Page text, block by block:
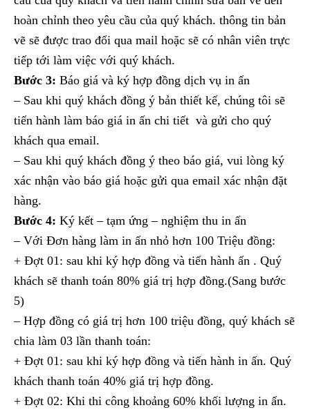
hoàn chỉnh theo yêu cầu của quý khách. thông tin bản
vẽ sẽ được trao đổi qua mail hoặc sẽ có nhân viên trực
tiếp tới làm việc với quý khách.
Bước 3: Báo giá và ký hợp đồng dịch vụ in ấn
– Sau khi quý khách đồng ý bản thiết kế, chúng tôi sẽ
tiến hành làm báo giá in ấn chi tiết và gửi cho quý
khách qua email.
– Sau khi quý khách đồng ý theo báo giá, vui lòng ký
xác nhận vào báo giá hoặc gửi qua email xác nhận đặt
hàng.
Bước 4: Ký kết – tạm ứng – nghiệm thu in ấn
– Với Đơn hàng làm in ấn nhỏ hơn 100 Triệu đồng:
+ Đợt 01: sau khi ký hợp đồng và tiến hành ấn . Quý
khách sẽ thanh toán 80% giá trị hợp đồng.(Sang bước
5)
– Hợp đồng có giá trị hơn 100 triệu đồng, quý khách sẽ
chia làm 03 lần thanh toán:
+ Đợt 01: sau khi ký hợp đồng và tiến hành in ấn. Quý
khách thanh toán 40% giá trị hợp đồng.
+ Đợt 02: Khi thi công khoảng 60% khối lượng in ấn.